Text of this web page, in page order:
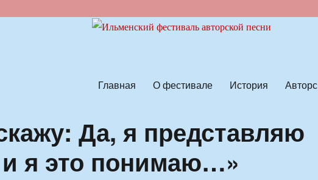
Главная О фестивале История
Да, я представляю
я это понимаю…»